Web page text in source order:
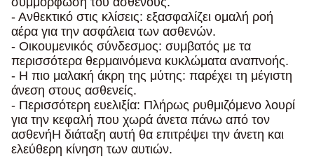
- Ανθεκτικό στις κλίσεις: εξασφαλίζει ομαλή ροή
αέρα για την ασφάλεια των ασθενών.
- Οικουμενικός σύνδεσμος: συμβατός με τα
περισσότερα θερμαινόμενα κυκλώματα αναπνοής.
- Η πιο μαλακή άκρη της μύτης: παρέχει τη μέγιστη
άνεση στους ασθενείς.
- Περισσότερη ευελιξία: Πλήρως ρυθμιζόμενο λουρί
για την κεφαλή που χωρά άνετα πάνω από τον
ασθενήΗ διάταξη αυτή θα επιτρέψει την άνετη και
ελεύθερη κίνηση των αυτιών.